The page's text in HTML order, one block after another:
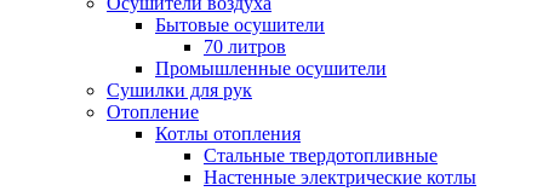
Бытовые осушители
70 литров
Промышленные осушители
Сушилки для рук
Отопление
Котлы отопления
Стальные твердотопливные
Настенные электрические котлы